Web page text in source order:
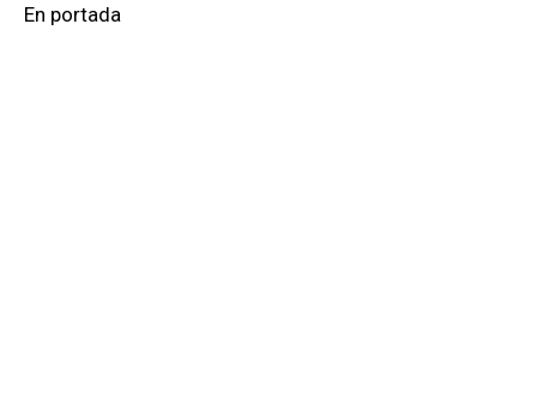
En portada